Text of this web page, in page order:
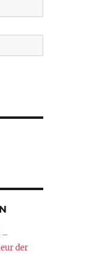
–
der